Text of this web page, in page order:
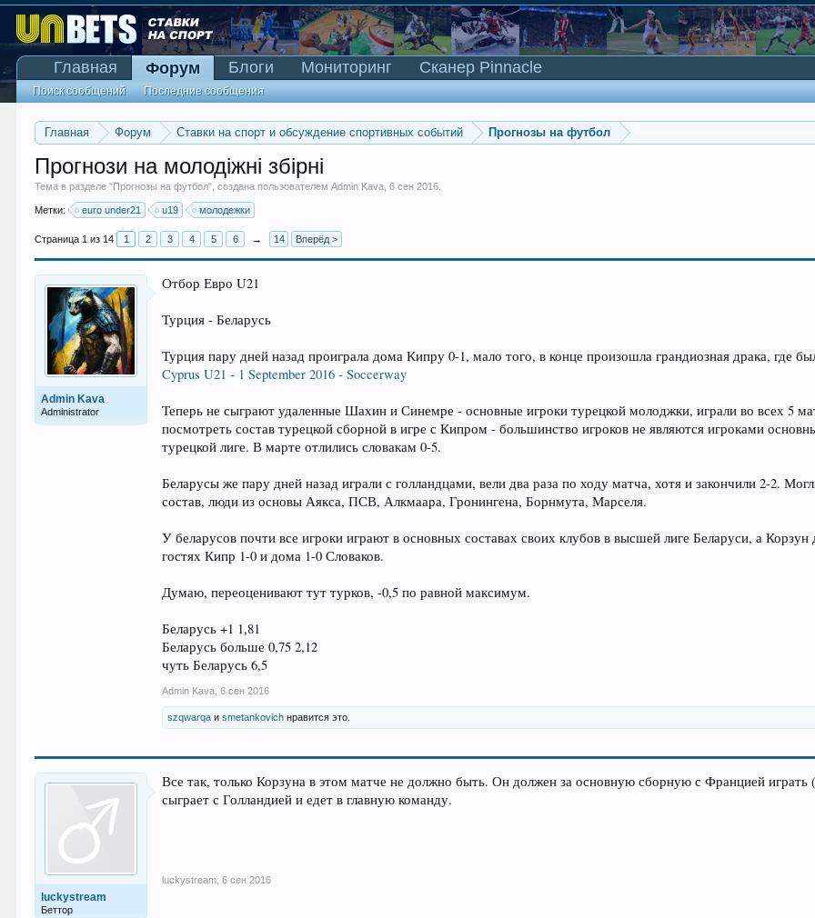
Главная Форум Ставки на спорт и обсуждение спортивных событий Прогнозы на футбол
Прогнози на молодіжні збірні
Тема в разделе "Прогнозы на футбол", создана пользователемAdmin Kava ,6 сен 2016
Метки: euro under21 u19 молодежки
Страница 1 из 14 1 2 3 4 5 6 → 14 Вперёд >
Admin Kava
Administrator
Отбор Евро U21
Турция - Беларусь
Турция пару дней назад проиграла дома Кипру 0-1, мало того, в конце произошла грандиозная драка, где
Cyprus U21 - 1 September 2016 - Soccerway
Теперь не сыграют удаленные Шахин и Синемре - основные игроки турецкой молоджки, играли во всех 5
посмотреть состав турецкой сборной в игре с Кипром - большинство игроков не являются игроками
турецкой лиге. В марте отлились словакам 0-5.
Беларусы же пару дней назад играли с голландцами, вели два раза по ходу матча, хотя и закончили 2-2.
состав, люди из основы Аякса, ПСВ, Алкмаара, Гронингена, Борнмута, Марселя.
У беларусов почти все игроки играют в основных составах своих клубов в высшей лиге Беларуси, а
гостях Кипр 1-0 и дома 1-0 Словаков.
Думаю, переоценивают тут турков, -0,5 по равной максимум.
Беларусь +1 1,81
Беларусь больше 0,75 2,12
чуть Беларусь 6,5
Admin Kava 6 сен 2016
szqwarqa иsmetankovich нравится это.
luckystream
Беттор
Все так, только Корзуна в этом матче не должно быть. Он должен за основную сборную с Францией играть
сыграет с Голландией и едет в главную команду.
luckystream 6 сен 2016
Главная Форум
Поиск сообщений Последние сообщения
Блоги Мониторинг Сканер Pinnacle